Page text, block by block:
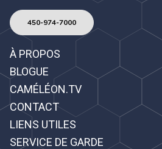
450-974-7000
À PROPOS
BLOGUE
CAMÉLÉON.TV
CONTACT
LIENS UTILES
SERVICE DE GARDE